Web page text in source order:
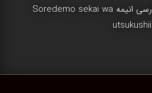
» زیرنویس فارسی انیمه Soredemo sekai wa
utsukushii